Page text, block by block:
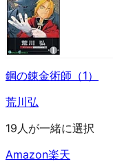
鋼の錬金術師（1）
荒川弘
19人が一緒に選択
Amazon楽天